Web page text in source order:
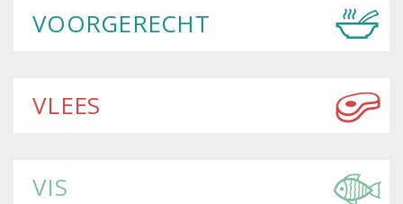
VOORGERECHT
VLEES
VIS